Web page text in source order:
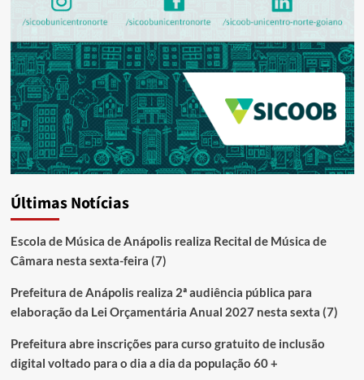
Últimas Notícias
Escola de Música de Anápolis realiza Recital de Música de
Câmara nesta sexta-feira (7)
Prefeitura de Anápolis realiza 2ª audiência pública para
elaboração da Lei Orçamentária Anual 2027 nesta sexta (7)
Prefeitura abre inscrições para curso gratuito de inclusão
digital voltado para o dia a dia da população 60 +